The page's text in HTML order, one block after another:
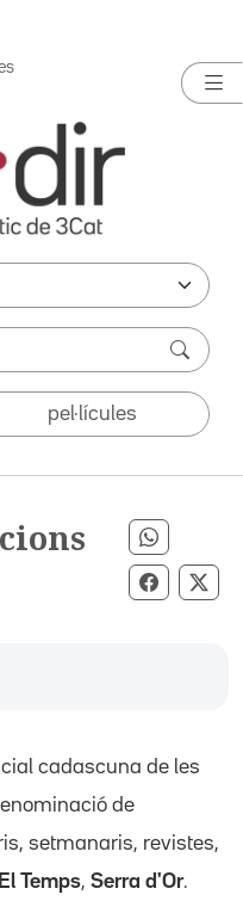
pel·lícules
cadascuna de les
de
setmanaris, revistes,
El Temps, Serra d'Or.